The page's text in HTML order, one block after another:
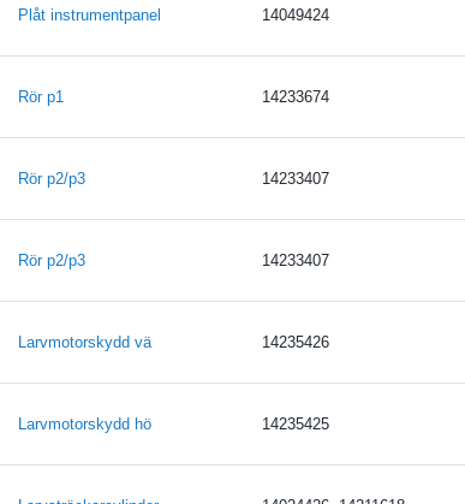
Plåt instrumentpanel 14049424
Rör p1 14233674
Rör p2/p3 14233407
Rör p2/p3 14233407
Larvmotorskydd vä 14235426
Larvmotorskydd hö 14235425